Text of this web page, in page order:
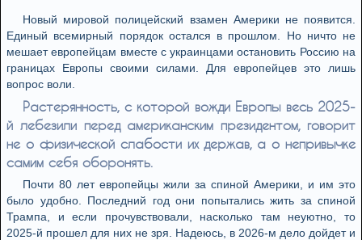
Новый мировой полицейский взамен Америки не появится.
Единый всемирный порядок остался в прошлом. Но ничто не
мешает европейцам вместе с украинцами остановить Россию на
границах Европы своими силами. Для европейцев это лишь
вопрос воли.
Растерянность, с которой вожди Европы весь 2025-
й лебезили перед американским президентом, говорит
не о физической слабости их держав, а о непривычке
самим себя оборонять.
Почти 80 лет европейцы жили за спиной Америки, и им это
было удобно. Последний год они попытались жить за спиной
Трампа, и если прочувствовали, насколько там неуютно, то
2025-й прошел для них не зря. Надеюсь, в 2026-м дело дойдет и